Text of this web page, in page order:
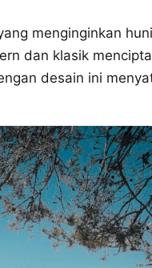
menginginkan
dan klasik
desain ini